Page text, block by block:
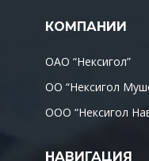
КОМПАНИИ
ОАО “Нексигол”
ОО “Нексигол
ООО “Нексигол
НАВИГАЦИЯ